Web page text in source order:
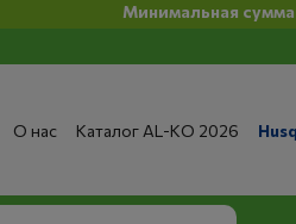
Минимальная сумма заказ на сайте
О нас Каталог AL-KO 2026
Публичный договор
Политика